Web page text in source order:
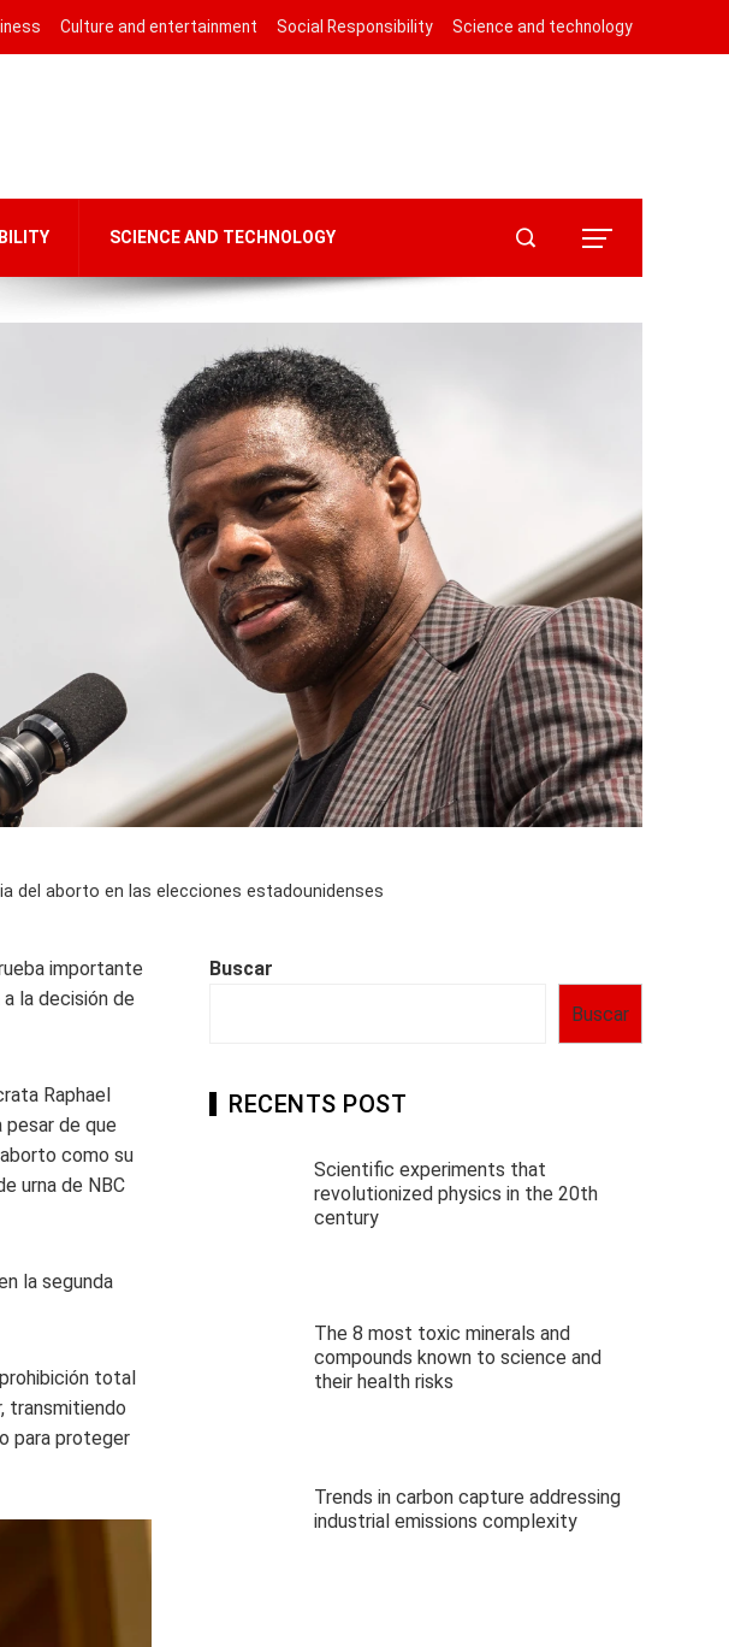
Culture and entertainment Social Responsibility Science and technology
SCIENCE AND TECHNOLOGY
del aborto en las elecciones estadounidenses
importante
la decisión de
Raphael
de que
como su
urna de NBC
la segunda
total
transmitiendo
para proteger
Buscar
Buscar
RECENTS POST
Scientific experiments that
revolutionized physics in the 20th
century
The 8 most toxic minerals and
compounds known to science and
their health risks
Trends in carbon capture addressing
industrial emissions complexity